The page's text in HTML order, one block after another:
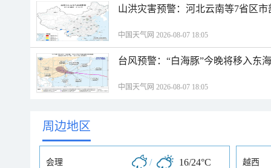
山洪灾害预警：河北云南等7省区
中国天气网 2026-08-07 18:05
台风预警：“白海豚”今晚将移入东
中国天气网 2026-08-07 18:05
周边地区
会理 / 16/24°C 越西